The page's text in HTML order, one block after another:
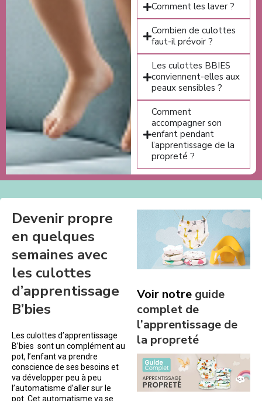
Comment les laver ?
Combien de culottes
faut-il prévoir ?
Les culottes BBIES
conviennent-elles aux
peaux sensibles ?
Comment
accompagner son
enfant pendant
l’apprentissage de la
propreté ?
Devenir propre
en quelques
semaines avec
les culottes
d’apprentissage
B’bies
Les culottes d’apprentissage
B’bies sont un complément au
pot, l’enfant va prendre
conscience de ses besoins et
va développer peu à peu
l’automatisme d’aller sur le
pot. Cet automatisme va se
Voir notre guide
complet de
l’apprentissage de
la propreté